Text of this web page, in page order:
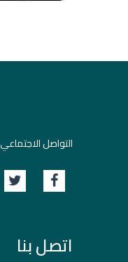
التواصل الاجتماعي
اتصل بنا